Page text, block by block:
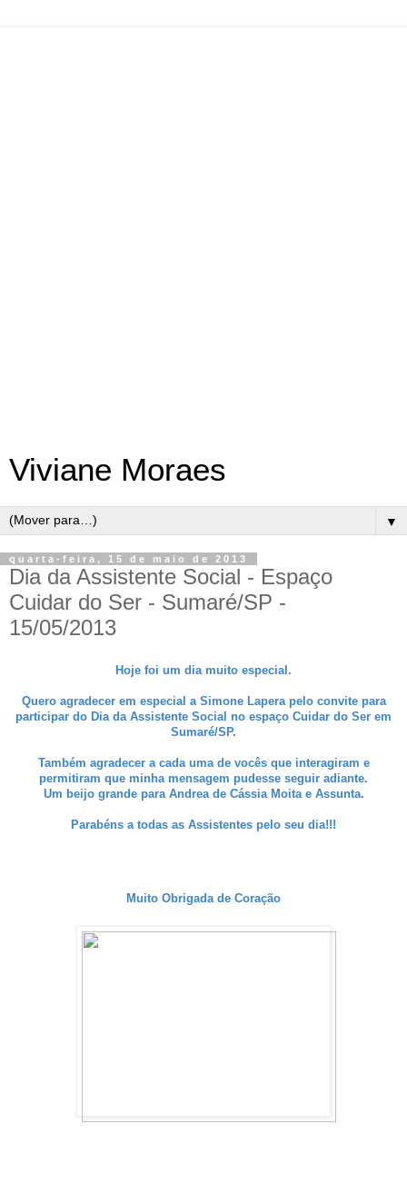
Viviane Moraes
▼
quarta-feira, 15 de maio de 2013
Dia da Assistente Social - Espaço
Cuidar do Ser - Sumaré/SP -
15/05/2013
Hoje foi um dia muito especial.
Quero agradecer em especial a Simone Laperapelo convite para
participar do Dia da Assistente Social no espaço Cuidar do Ser em
Sumaré/SP.
Também agradecer a cada uma de vocês que interagiram e
permitiram que minha mensagem pudesse seguir adiante.
Um beijo grande para Andrea de Cássia Moitae Assunta.
Parabéns a todas as Assistentes pelo seu dia!!!
Muito Obrigada de Coração